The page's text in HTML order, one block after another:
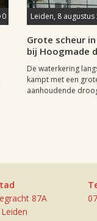
0 Leiden, 8 augustus
Grote scheur
bij Hoogmade
De waterkering
kampt met een
aanhoudende
87A